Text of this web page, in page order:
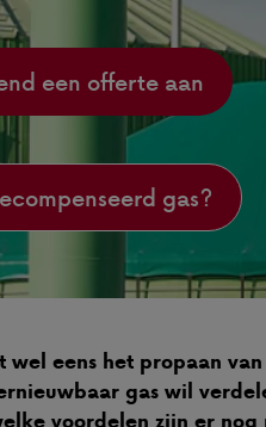
een offerte aan
gas?
eens het propaan
gas wil
voordelen zijn er nog